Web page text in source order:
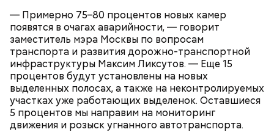
— Примерно 75–80 процентов новых камер
появятся в очагах аварийности, — говорит
заместитель мэра Москвы по вопросам
транспорта и развития дорожно-транспортной
инфраструктуры Максим Ликсутов. — Еще 15
процентов будут установлены на новых
выделенных полосах, а также на неконтролируемых
участках уже работающих выделенок. Оставшиеся
5 процентов мы направим на мониторинг
движения и розыск угнанного автотранспорта.